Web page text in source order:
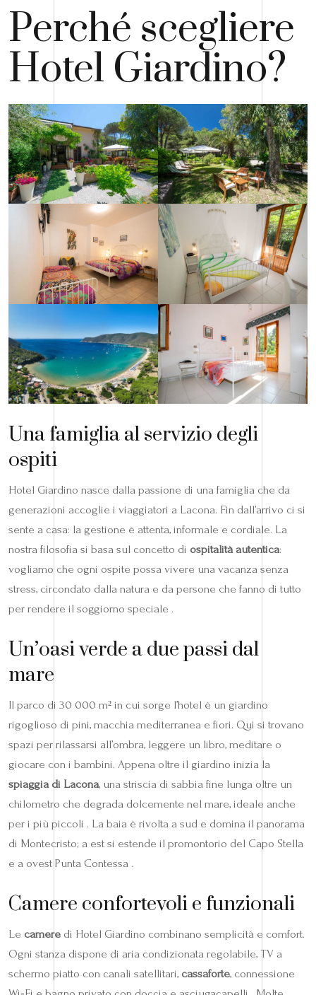
Perché scegliere
Hotel Giardino?
Una famiglia al servizio degli
ospiti
Hotel Giardino nasce dalla passione di una famiglia che da
generazioni accoglie i viaggiatori a Lacona. Fin dall’arrivo ci si
sente a casa: la gestione è attenta, informale e cordiale. La
nostra filosofia si basa sul concetto di ospitalità autentica:
vogliamo che ogni ospite possa vivere una vacanza senza
stress, circondato dalla natura e da persone che fanno di tutto
per rendere il soggiorno speciale .
Un’oasi verde a due passi dal
mare
Il parco di 30 000 m² in cui sorge l’hotel è un giardino
rigoglioso di pini, macchia mediterranea e fiori. Qui si trovano
spazi per rilassarsi all’ombra, leggere un libro, meditare o
giocare con i bambini. Appena oltre il giardino inizia la
spiaggia di Lacona, una striscia di sabbia fine lunga oltre un
chilometro che degrada dolcemente nel mare, ideale anche
per i più piccoli . La baia è rivolta a sud e domina il panorama
di Montecristo; a est si estende il promontorio del Capo Stella
e a ovest Punta Contessa .
Camere confortevoli e funzionali
Le camere di Hotel Giardino combinano semplicità e comfort.
Ogni stanza dispone di aria condizionata regolabile, TV a
schermo piatto con canali satellitari, cassaforte, connessione